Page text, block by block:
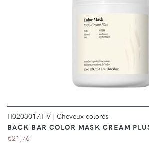
H0203017.FV | Cheveux colorés
BACK BAR COLOR MASK CREAM
€21,76